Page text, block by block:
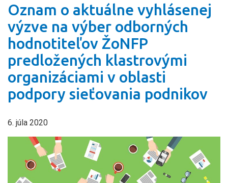
Oznam o aktuálne vyhlásenej
výzve na výber odborných
hodnotiteľov ŽoNFP
predložených klastrovými
organizáciami v oblasti
podpory sieťovania podnikov
6. júla 2020